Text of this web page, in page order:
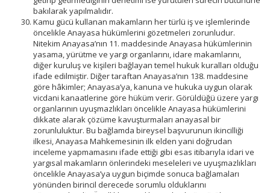
bakılarak yapılmalıdır.
Kamu gücü kullanan makamların her türlü iş ve işlemlerinde
öncelikle Anayasa hükümlerini gözetmeleri zorunludur.
Nitekim Anayasa’nın 11. maddesinde Anayasa hükümlerinin
yasama, yürütme ve yargı organlarını, idare makamlarını,
diğer kuruluş ve kişileri bağlayan temel hukuk kuralları olduğu
ifade edilmiştir. Diğer taraftan Anayasa’nın 138. maddesine
göre hâkimler; Anayasa’ya, kanuna ve hukuka uygun olarak
vicdani kanaatlerine göre hüküm verir. Görüldüğü üzere yargı
organlarının uyuşmazlıkları öncelikle Anayasa hükümlerini
dikkate alarak çözüme kavuşturmaları anayasal bir
zorunluluktur. Bu bağlamda bireysel başvurunun ikincilliği
ilkesi, Anayasa Mahkemesinin ilk elden yani doğrudan
inceleme yapmamasını ifade ettiği gibi esas itibarıyla idari ve
yargısal makamların önlerindeki meseleleri ve uyuşmazlıkları
öncelikle Anayasa’ya uygun biçimde sonuca bağlamaları
yönünden birincil derecede sorumlu olduklarını